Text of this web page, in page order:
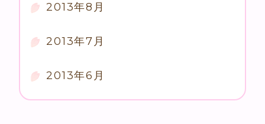
2013年8月
2013年7月
2013年6月